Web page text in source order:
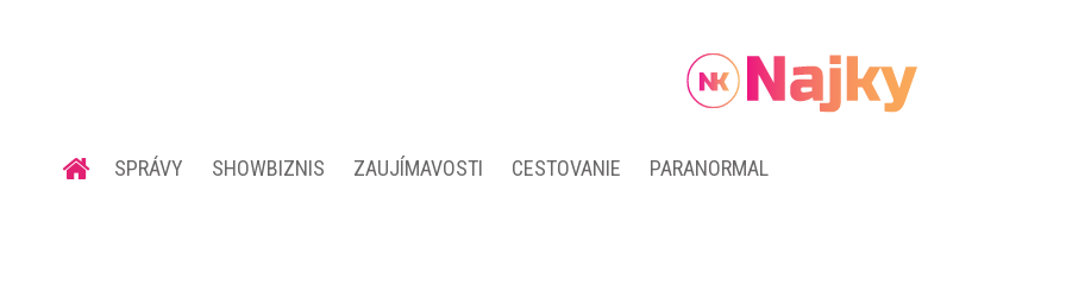
SPRÁVY SHOWBIZNIS ZAUJÍMAVOSTI CESTOVANIE PARANORMAL